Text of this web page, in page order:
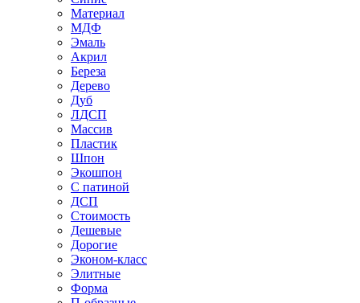
Материал
МДФ
Эмаль
Акрил
Береза
Дерево
Дуб
ЛДСП
Массив
Пластик
Шпон
Экошпон
С патиной
ДСП
Стоимость
Дешевые
Дорогие
Эконом-класс
Элитные
Форма